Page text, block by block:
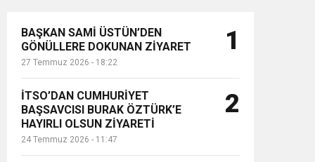
BAŞKAN SAMİ ÜSTÜN’DEN
GÖNÜLLERE DOKUNAN ZİYARET
27 Temmuz 2026 - 18:22
1
İTSO’DAN CUMHURİYET
BAŞSAVCISI BURAK ÖZTÜRK’E
HAYIRLI OLSUN ZİYARETİ
24 Temmuz 2026 - 11:47
2